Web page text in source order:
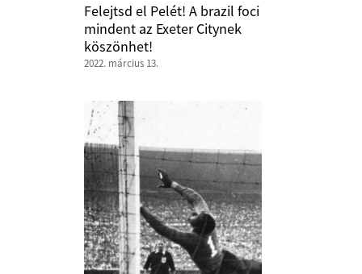
Felejtsd el Pelét! A brazil foci
mindent az Exeter Citynek
köszönhet!
2022. március 13.